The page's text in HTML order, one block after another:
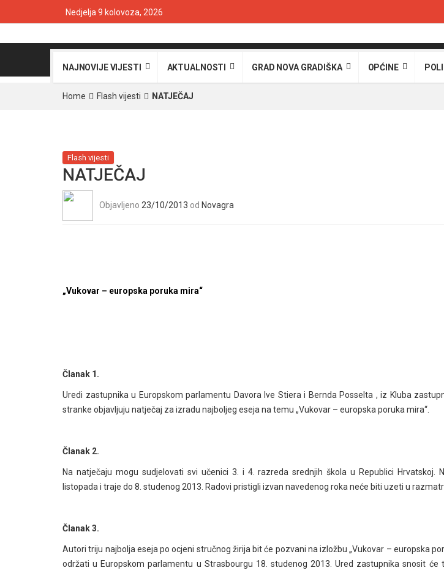
Nedjelja 9 kolovoza, 2026
NAJNOVIJE VIJESTI AKTUALNOSTI GRAD NOVA GRADIŠKA OPĆINE
Home Flash vijesti NATJEČAJ
Flash vijesti
NATJEČAJ
Objavljeno 23/10/2013 od Novagra
„Vukovar – europska poruka mira“
Članak 1.
Uredi zastupnika u Europskom parlamentu Davora Ive Stiera i Bernda Posselta , iz Kluba
stranke objavljuju natječaj za izradu najboljeg eseja na temu „Vukovar – europska poruka mira“.
Članak 2.
Na natječaju mogu sudjelovati svi učenici 3. i 4. razreda srednjih škola u Republici Hrvatskoj.
listopada i traje do 8. studenog 2013. Radovi pristigli izvan navedenog roka neće biti uzeti u
Članak 3.
Autori triju najbolja eseja po ocjeni stručnog žirija bit će pozvani na izložbu „Vukovar – europska
održati u Europskom parlamentu u Strasbourgu 18. studenog 2013. Ured zastupnika snosit će